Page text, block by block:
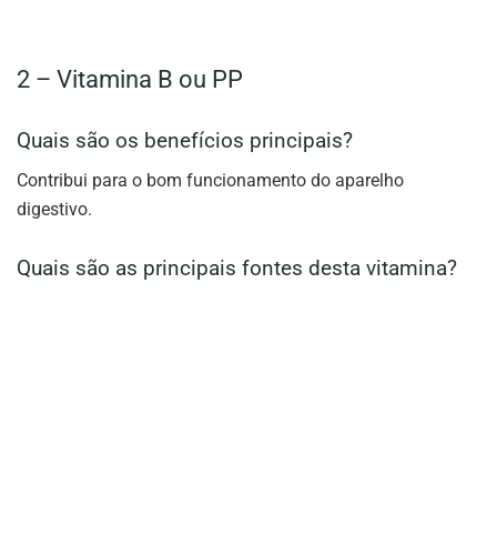
2 – Vitamina B ou PP
Quais são os benefícios principais?
Contribui para o bom funcionamento do aparelho
digestivo.
Quais são as principais fontes desta vitamina?